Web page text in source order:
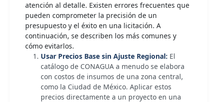
atención al detalle. Existen errores frecuentes que
pueden comprometer la precisión de un
presupuesto y el éxito en una licitación. A
continuación, se describen los más comunes y
cómo evitarlos.
Usar Precios Base sin Ajuste Regional: El
catálogo de CONAGUA a menudo se elabora
con costos de insumos de una zona central,
como la Ciudad de México. Aplicar estos
precios directamente a un proyecto en una